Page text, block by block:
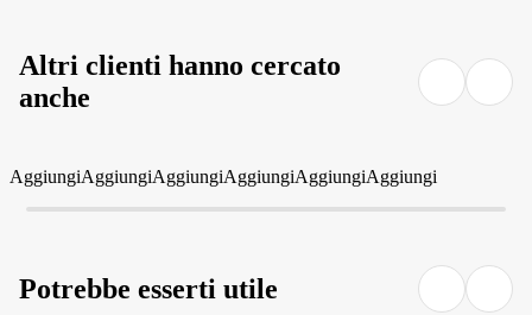
Altri clienti hanno cercato
anche
AggiungiAggiungiAggiungiAggiungiAggiungiAggiungi
Potrebbe esserti utile